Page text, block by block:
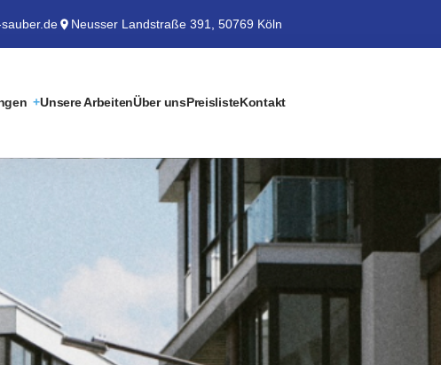
Neusser Landstraße 391, 50769 Köln
Unsere ArbeitenÜber unsPreislisteKontakt